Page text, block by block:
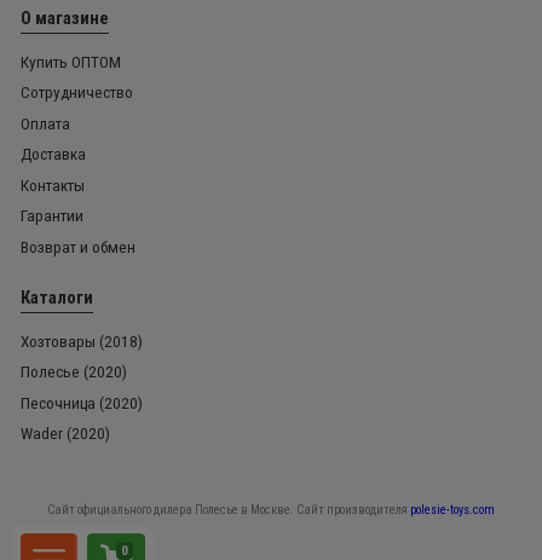
О магазине
Купить ОПТОМ
Сотрудничество
Оплата
Доставка
Контакты
Гарантии
Возврат и обмен
Каталоги
Хозтовары (2018)
Полесье (2020)
Песочница (2020)
Wader (2020)
Сайт официального дилера Полесье в Москве. Сайт производителя polesie-toys.com
0